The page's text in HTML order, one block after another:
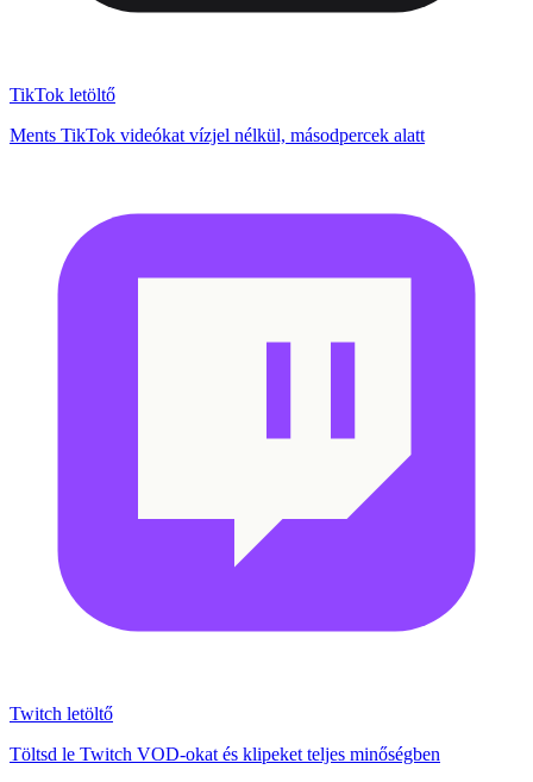
TikTok letöltő
Ments TikTok videókat vízjel nélkül, másodpercek alatt
Twitch letöltő
Töltsd le Twitch VOD-okat és klipeket teljes minőségben